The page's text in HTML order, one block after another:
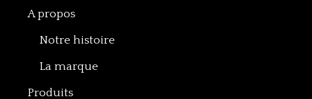
A propos
Notre histoire
La marque
Produits